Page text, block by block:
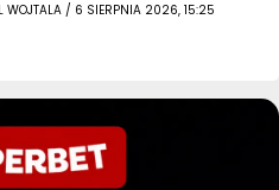
WOJTALA / 6 SIERPNIA 2026, 15:25